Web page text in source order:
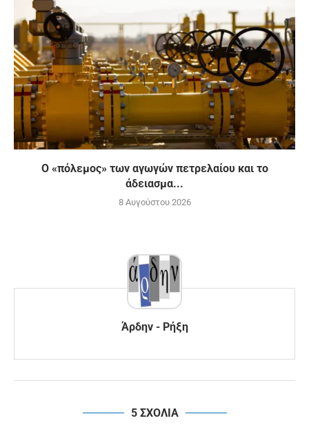
Ο «πόλεμος» των αγωγών πετρελαίου και το
άδειασμα...
8 Αυγούστου 2026
Άρδην - Ρήξη
5 ΣΧΟΛΙΑ